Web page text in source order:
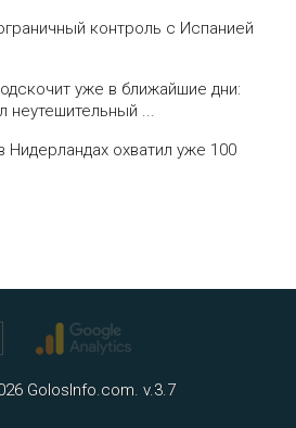
контроль с Испанией
уже в ближайшие дни:
неутешительный ...
охватил уже 100
GolosInfo.com. v.3.7